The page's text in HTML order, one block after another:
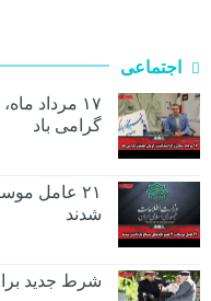
اجتماعی
۱۷ مرداد
گرامی باد
شدند
شرط جدید